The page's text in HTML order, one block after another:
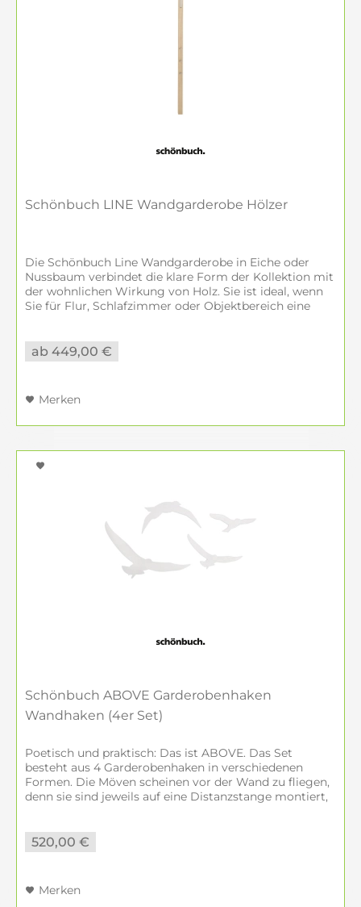
Schönbuch LINE Wandgarderobe Hölzer
Die Schönbuch Line Wandgarderobe in Eiche oder
Nussbaum verbindet die klare Form der Kollektion mit
der wohnlichen Wirkung von Holz. Sie ist ideal, wenn
Sie für Flur, Schlafzimmer oder Objektbereich eine
ab 449,00 €
Merken
Schönbuch ABOVE Garderobenhaken
Wandhaken (4er Set)
Poetisch und praktisch: Das ist ABOVE. Das Set
besteht aus 4 Garderobenhaken in verschiedenen
Formen. Die Möven scheinen vor der Wand zu fliegen,
denn sie sind jeweils auf eine Distanzstange montiert,
520,00 €
Merken